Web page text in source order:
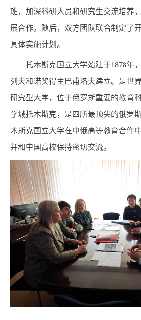
班，加深科研人员和研究生交流培养
展合作。随后，双方团队联合制定了
具体实施计划。
托木斯克国立大学始建于1878年
列夫和诺奖得主巴甫洛夫建立。是世
研究型大学，位于俄罗斯重要的教育
学城托木斯克，是四所最顶尖的俄罗
木斯克国立大学在中俄高等教育合作
并和中国高校保持密切交流。